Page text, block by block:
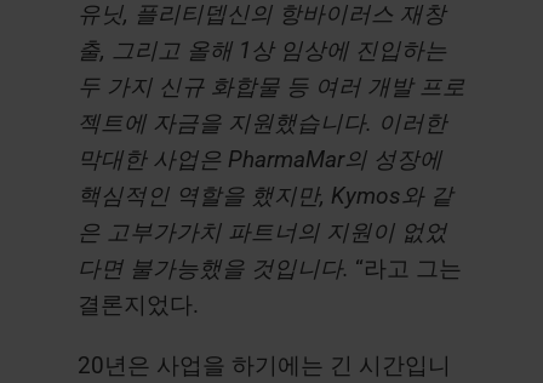
유닛, 플리티뎁신의 항바이러스 재창
출, 그리고 올해 1상 임상에 진입하는
두 가지 신규 화합물 등 여러 개발 프로
젝트에 자금을 지원했습니다. 이러한
막대한 사업은 PharmaMar의 성장에
핵심적인 역할을 했지만, Kymos와 같
은 고부가가치 파트너의 지원이 없었
다면 불가능했을 것입니다. “라고 그는
결론지었다.
20년은 사업을 하기에는 긴 시간입니